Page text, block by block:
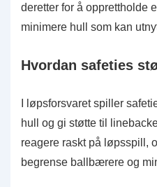
deretter for å opprettholde
minimere hull som kan
Hvordan safeties
I løpsforsvaret spiller
hull og gi støtte til
reagere raskt på løpsspill,
begrense ballbærere og